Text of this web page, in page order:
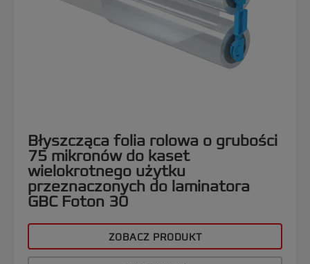
Błyszcząca folia rolowa o grubości
75 mikronów do kaset
wielokrotnego użytku
przeznaczonych do laminatora
GBC Foton 30
ZOBACZ PRODUKT